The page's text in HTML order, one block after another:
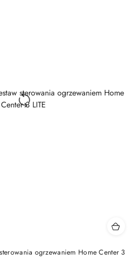
ogrzewaniem Home Center 3